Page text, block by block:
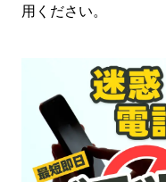
用ください。